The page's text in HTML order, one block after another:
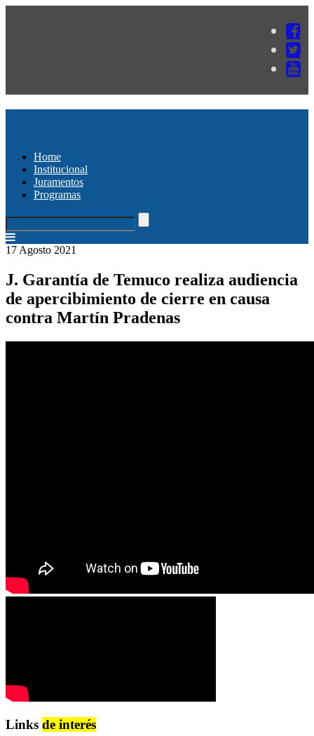
Home
Institucional
Juramentos
Programas
17 Agosto 2021
J. Garantía de Temuco realiza audiencia
de apercibimiento de cierre en causa
contra Martín Pradenas
Links de interés